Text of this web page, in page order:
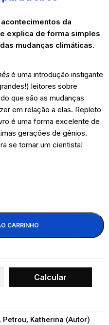
da
explica de forma simples
mudanças climáticas.
é uma introdução instigante
leitores sobre
que são as mudanças
em relação a elas. Repleto
é uma forma excelente de
gerações de gênios.
se tornar um cientista!
CARRINHO
Katherina (Autor)